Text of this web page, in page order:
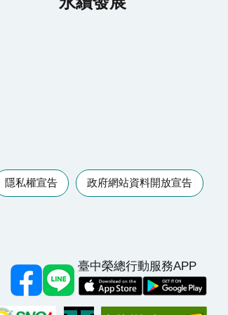
隱私權宣告 政府網站資料開放宣告
臺中榮總行動服務APP